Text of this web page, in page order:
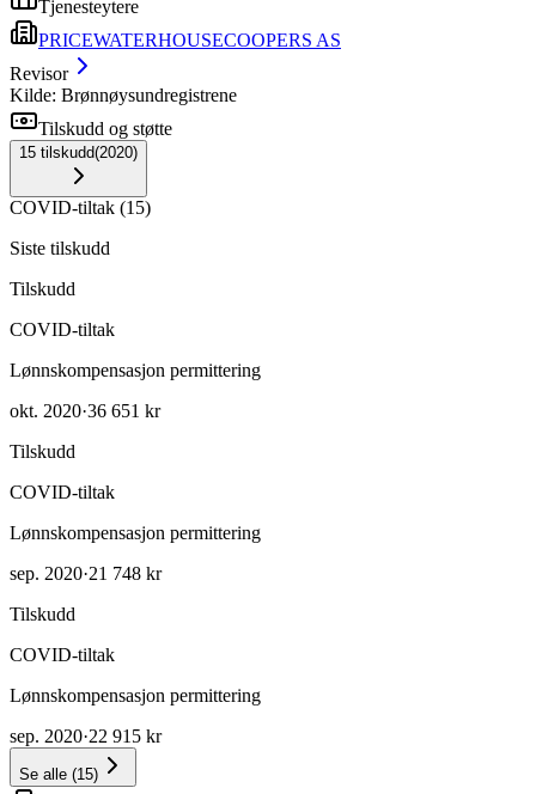
Tjenesteytere
PRICEWATERHOUSECOOPERS AS
Revisor
Kilde: Brønnøysundregistrene
Tilskudd og støtte
15 tilskudd(2020)
COVID-tiltak (15)
Siste tilskudd
Tilskudd
COVID-tiltak
Lønnskompensasjon permittering
okt. 2020·36 651 kr
Tilskudd
COVID-tiltak
Lønnskompensasjon permittering
sep. 2020·21 748 kr
Tilskudd
COVID-tiltak
Lønnskompensasjon permittering
sep. 2020·22 915 kr
Se alle (15)